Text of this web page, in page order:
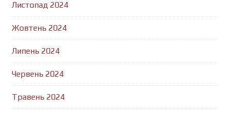
Листопад 2024
Жовтень 2024
Липень 2024
Червень 2024
Травень 2024